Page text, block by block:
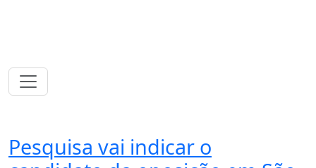
Pesquisa vai indicar o